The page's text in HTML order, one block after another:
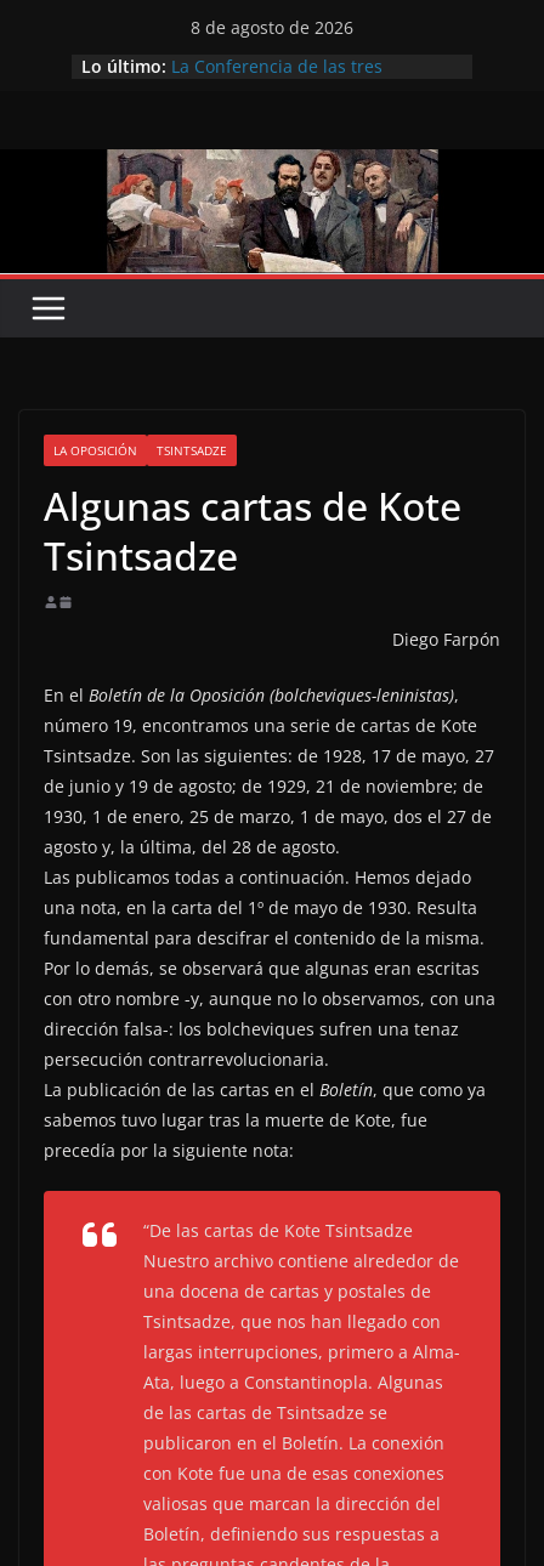
8 de agosto de 2026
Lo último: La Conferencia de las tres
Congreso
Hacia el Congreso de Lausana, de
1867
Sobre el joven Marx
Zinóviev sobre la II Internacional
LA OPOSICIÓN TSINTSADZE
Algunas cartas de Kote
Tsintsadze
Diego Farpón
En el Boletín de la Oposición (bolcheviques-leninistas),
número 19, encontramos una serie de cartas de Kote
Tsintsadze. Son las siguientes: de 1928, 17 de mayo, 27
de junio y 19 de agosto; de 1929, 21 de noviembre; de
1930, 1 de enero, 25 de marzo, 1 de mayo, dos el 27 de
agosto y, la última, del 28 de agosto.
Las publicamos todas a continuación. Hemos dejado
una nota, en la carta del 1º de mayo de 1930. Resulta
fundamental para descifrar el contenido de la misma.
Por lo demás, se observará que algunas eran escritas
con otro nombre -y, aunque no lo observamos, con una
dirección falsa-: los bolcheviques sufren una tenaz
persecución contrarrevolucionaria.
La publicación de las cartas en el Boletín, que como ya
sabemos tuvo lugar tras la muerte de Kote, fue
precedía por la siguiente nota:
“De las cartas de Kote Tsintsadze
Nuestro archivo contiene alrededor de
una docena de cartas y postales de
Tsintsadze, que nos han llegado con
largas interrupciones, primero a Alma-
Ata, luego a Constantinopla. Algunas
de las cartas de Tsintsadze se
publicaron en el Boletín. La conexión
con Kote fue una de esas conexiones
valiosas que marcan la dirección del
Boletín, definiendo sus respuestas a